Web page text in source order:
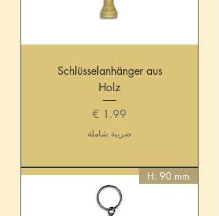
Schlüsselanhänger aus
Holz
السعر
ضريبة شاملة
H: 90 mm